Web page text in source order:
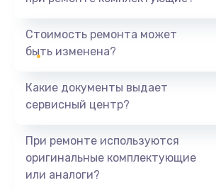
1950 руб.
Замена дренажа
Ремонт ТЭНа
Стоимость ремонта может
быть изменена?
Какие документы выдает
сервисный центр?
При ремонте используются
оригинальные комплектующие
или аналоги?